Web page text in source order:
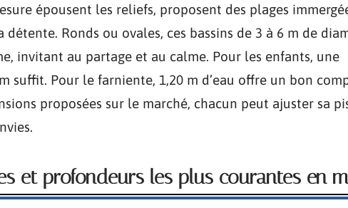
épousent les reliefs, proposent des plages
Ronds ou ovales, ces bassins de 3 à 6 m de
invitant au partage et au calme. Pour les enfants, une
suffit. Pour le farniente, 1,20 m d’eau offre un bon
proposées sur le marché, chacun peut ajuster sa
et profondeurs les plus courantes en